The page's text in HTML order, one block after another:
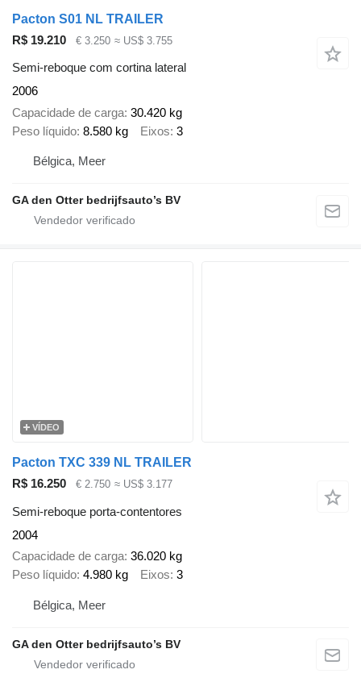
Pacton S01 NL TRAILER
R$ 19.210
€ 3.250 ≈ US$ 3.755
Semi-reboque com cortina lateral
2006
Capacidade de carga 30.420 kg
Peso líquido 8.580 kg Eixos 3
Bélgica, Meer
GA den Otter bedrijfsauto’s BV
VÍDEO
Pacton TXC 339 NL TRAILER
R$ 16.250
€ 2.750 ≈ US$ 3.177
Semi-reboque porta-contentores
2004
Capacidade de carga 36.020 kg
Peso líquido 4.980 kg Eixos 3
Bélgica, Meer
GA den Otter bedrijfsauto’s BV